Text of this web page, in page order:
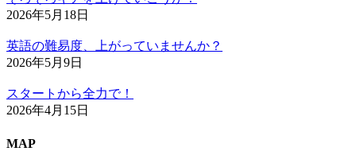
2026年5月18日
英語の難易度、上がっていませんか？
2026年5月9日
スタートから全力で！
2026年4月15日
MAP